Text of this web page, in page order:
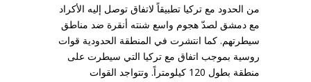
من الحدود مع تركيا تطبيقاً لاتفاق توصل إليه الأكراد
مع دمشق لصدّ هجوم واسع شنته أنقرة ضد مناطق
سيطرتهم. كما انتشرت في المنطقة الحدودية قوات
روسية بموجب اتفاق مع تركيا التي سيطرت على
منطقة بطول 120 كيلومتراً. وتتواجد القوات